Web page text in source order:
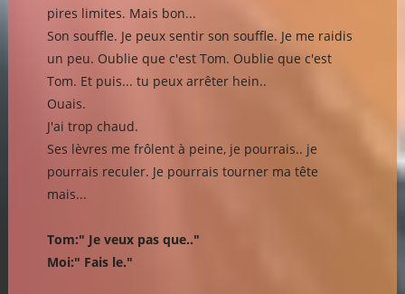
pires limites. Mais bon...
Son souffle. Je peux sentir son souffle. Je me raidis
un peu. Oublie que c'est Tom. Oublie que c'est
Tom. Et puis... tu peux arrêter hein..
Ouais.
J'ai trop chaud.
Ses lèvres me frôlent à peine, je pourrais.. je
pourrais reculer. Je pourrais tourner ma tête
mais...
Tom:" Je veux pas que.."
Moi:" Fais le."